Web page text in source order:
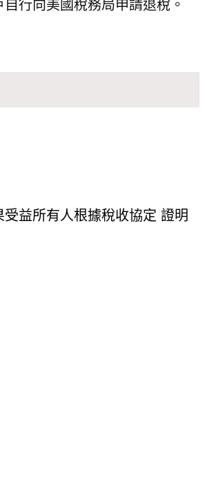
益所有人根據稅收協定 證明